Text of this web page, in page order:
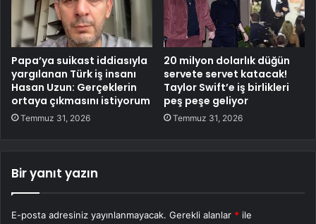
Papa’ya suikast iddiasıyla
yargılanan Türk iş insanı
Hasan Uzun: Gerçeklerin
ortaya çıkmasını istiyorum
Temmuz 31, 2026
20 milyon dolarlık düğün
servete servet katacak!
Taylor Swift’e iş birlikleri
peş peşe geliyor
Temmuz 31, 2026
Bir yanıt yazın
E-posta adresiniz yayınlanmayacak. Gerekli alanlar * ile